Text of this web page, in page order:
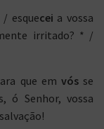
/ esquecei a vossa
irritado? * /
que em vósse
ó Senhor, vossa